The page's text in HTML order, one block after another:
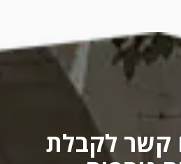
קשר לקבלת